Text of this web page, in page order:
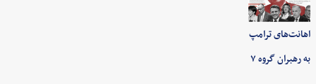
اهانت‌های ترامپ
به رهبران گروه ۷